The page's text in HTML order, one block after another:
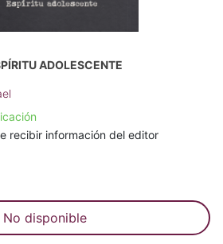
ADOLESCENTE
recibir información del editor
No disponible